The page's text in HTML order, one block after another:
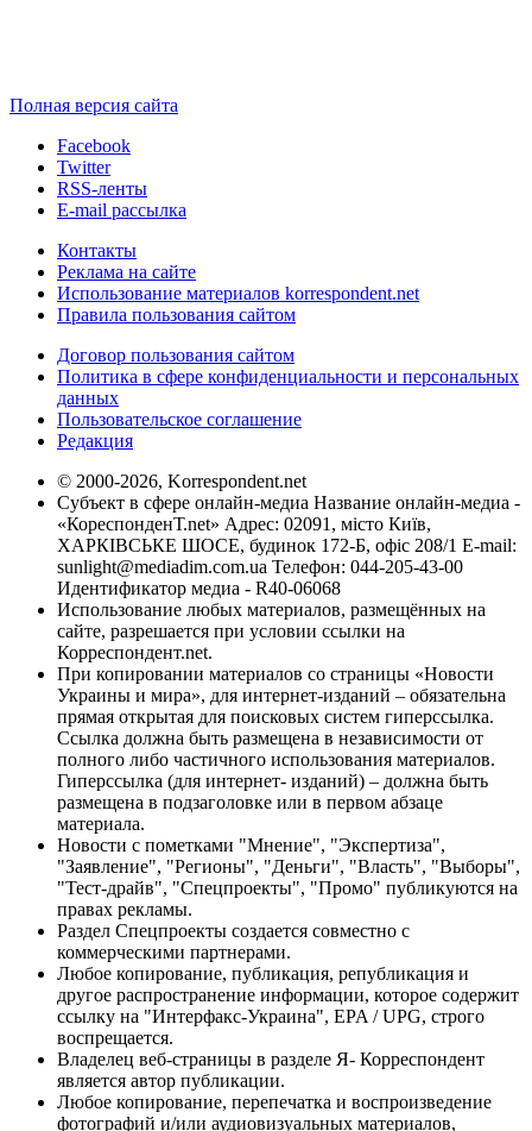
Полная версия сайта
Facebook
Twitter
RSS-ленты
E-mail рассылка
Контакты
Реклама на сайте
Использование материалов korrespondent.net
Правила пользования сайтом
Договор пользования сайтом
Политика в сфере конфиденциальности и персональных
данных
Пользовательское соглашение
Редакция
© 2000-2026, Korrespondent.net
Субъект в сфере онлайн-медиа Название онлайн-медиа -
«КореспонденТ.net» Адрес: 02091, місто Київ,
ХАРКІВСЬКЕ ШОСЕ, будинок 172-Б, офіс 208/1 E-mail:
sunlight@mediadim.com.ua Телефон: 044-205-43-00
Идентификатор медиа - R40-06068
Использование любых материалов, размещённых на
сайте, разрешается при условии ссылки на
Корреспондент.net.
При копировании материалов со страницы «Новости
Украины и мира», для интернет-изданий – обязательна
прямая открытая для поисковых систем гиперссылка.
Ссылка должна быть размещена в независимости от
полного либо частичного использования материалов.
Гиперссылка (для интернет- изданий) – должна быть
размещена в подзаголовке или в первом абзаце
материала.
Новости с пометками "Мнение", "Экспертиза",
"Заявление", "Регионы", "Деньги", "Власть", "Выборы",
"Тест-драйв", "Спецпроекты", "Промо" публикуются на
правах рекламы.
Раздел Спецпроекты создается совместно с
коммерческими партнерами.
Любое копирование, публикация, републикация и
другое распространение информации, которое содержит
ссылку на "Интерфакс-Украина", EPA / UPG, строго
воспрещается.
Владелец веб-страницы в разделе Я- Корреспондент
является автор публикации.
Любое копирование, перепечатка и воспроизведение
фотографий и/или аудиовизуальных материалов,